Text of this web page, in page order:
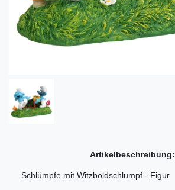
Artikelbeschreibung:
Schlümpfe mit Witzboldschlumpf - Figur